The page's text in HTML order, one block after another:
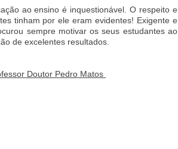
ao ensino é inquestionável. O respeito e
tinham por ele eram evidentes! Exigente e
sempre motivar os seus estudantes ao
de excelentes resultados.
Doutor Pedro Matos